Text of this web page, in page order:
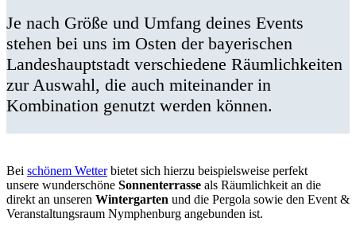
Je nach Größe und Umfang deines Events
stehen bei uns im Osten der bayerischen
Landeshauptstadt verschiedene Räumlichkeiten
zur Auswahl, die auch miteinander in
Kombination genutzt werden können.
Bei schönem Wetterbietet sich hierzu beispielsweise perfekt
unsere wunderschöne Sonnenterrasse als Räumlichkeit an die
direkt an unseren Wintergarten und die Pergola sowie den Event &
Veranstaltungsraum Nymphenburg angebunden ist.